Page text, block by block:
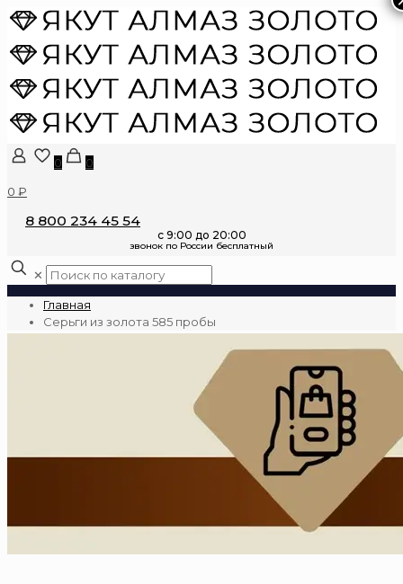
0
0
0 ₽
8 800 234 45 54
✕
Главная
Серьги из золота 585 пробы